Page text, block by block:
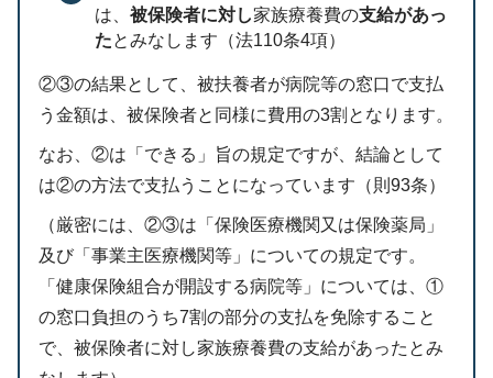
は、被保険者に対し家族療養費の支給があっ
たとみなします（法110条4項）
②③の結果として、被扶養者が病院等の窓口で支払
う金額は、被保険者と同様に費用の3割となります。
なお、②は「できる」旨の規定ですが、結論として
は②の方法で支払うことになっています（則93条）
（厳密には、②③は「保険医療機関又は保険薬局」
及び「事業主医療機関等」についての規定です。
「健康保険組合が開設する病院等」については、①
の窓口負担のうち7割の部分の支払を免除すること
で、被保険者に対し家族療養費の支給があったとみ